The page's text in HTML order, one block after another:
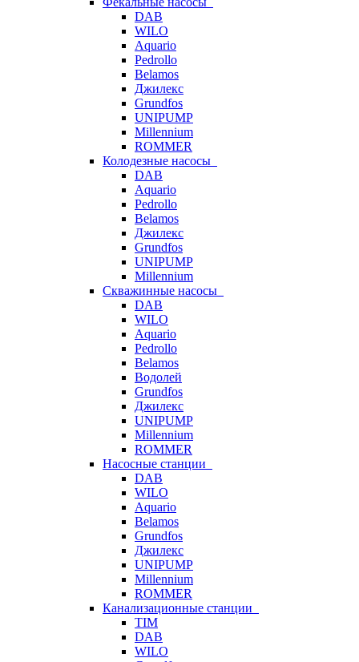
DAB
WILO
Aquario
Pedrollo
Belamos
Джилекс
Grundfos
UNIPUMP
Millennium
ROMMER
Колодезные насосы
DAB
Aquario
Pedrollo
Belamos
Джилекс
Grundfos
UNIPUMP
Millennium
Скважинные насосы
DAB
WILO
Aquario
Pedrollo
Belamos
Водолей
Grundfos
Джилекс
UNIPUMP
Millennium
ROMMER
Насосные станции
DAB
WILO
Aquario
Belamos
Grundfos
Джилекс
UNIPUMP
Millennium
ROMMER
Канализационные станции
TIM
DAB
WILO